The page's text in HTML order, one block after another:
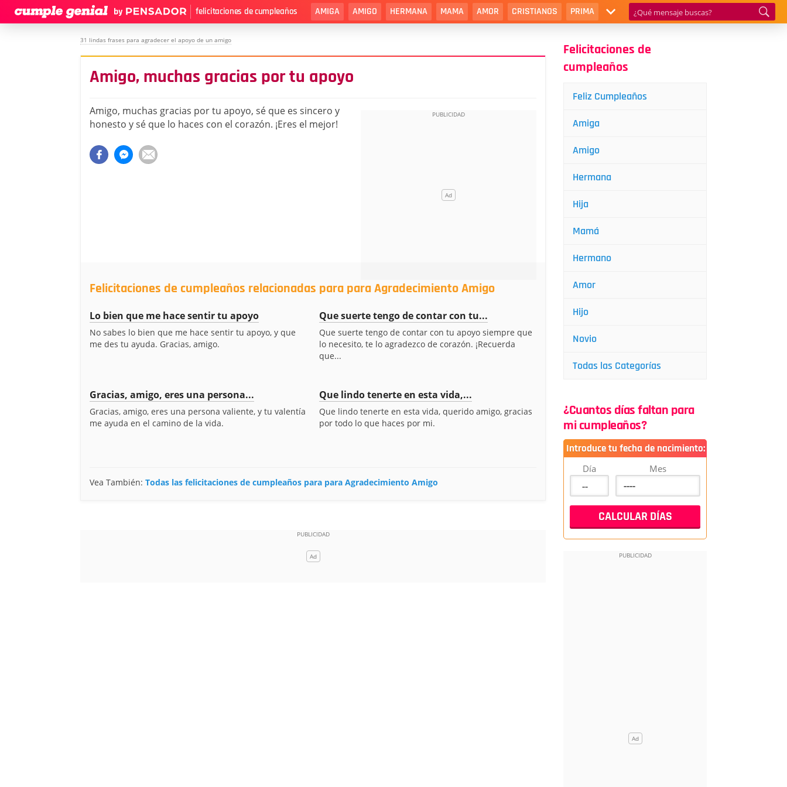
felicitaciones de cumpleaños AMIGA AMIGO HERMANA MAMA AMOR CRISTIANOS PRIMA
31 lindas frases para agradecer el apoyo de un amigo
Amigo, muchas gracias por tu apoyo
Amigo, muchas gracias por tu apoyo, sé que es sincero y
honesto y sé que lo haces con el corazón. ¡Eres el mejor!
Felicitaciones de cumpleaños relacionadas para para Agradecimiento Amigo
Lo bien que me hace sentir tu apoyo
No sabes lo bien que me hace sentir tu apoyo, y que
me des tu ayuda. Gracias, amigo.
Que suerte tengo de contar con tu...
Que suerte tengo de contar con tu apoyo siempre que
lo necesito, te lo agradezco de corazón. ¡Recuerda
que...
Gracias, amigo, eres una persona...
Gracias, amigo, eres una persona valiente, y tu valentía
me ayuda en el camino de la vida.
Que lindo tenerte en esta vida,...
Que lindo tenerte en esta vida, querido amigo, gracias
por todo lo que haces por mi.
Vea También: Todas las felicitaciones de cumpleaños para para Agradecimiento Amigo
Felicitaciones de
cumpleaños
Feliz Cumpleaños
Amiga
Amigo
Hermana
Hija
Mamá
Hermano
Amor
Hijo
Novio
Todas las Categorías
¿Cuantos días faltan para
mi cumpleaños?
Introduce tu fecha de nacimiento:
Día Mes